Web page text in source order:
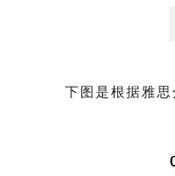
下图是根据雅